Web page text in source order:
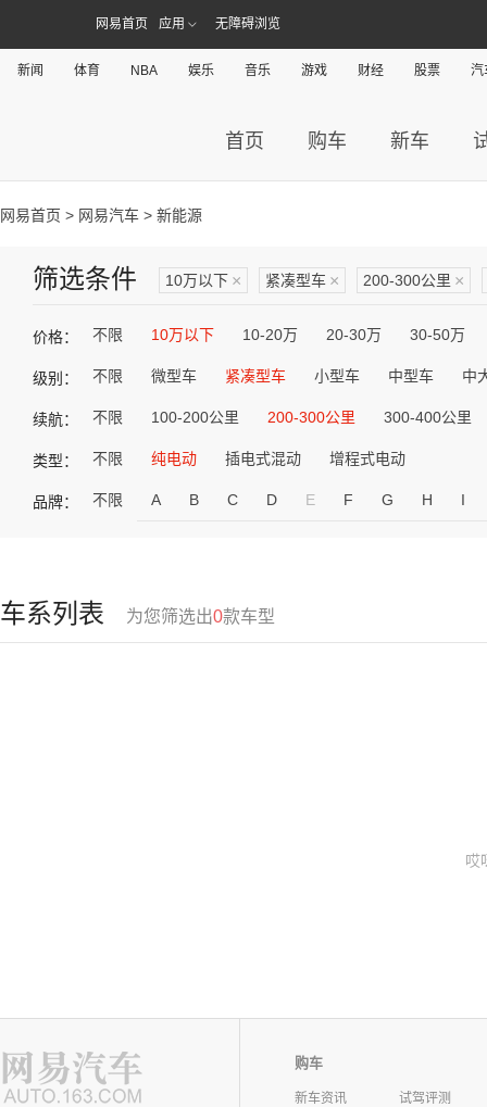
网易首页 应用 无障碍浏览
新闻 体育 NBA 娱乐 音乐 游戏 财经 股票 汽
首页 购车 新车
网易首页 > 网易汽车 > 新能源
筛选条件 10万以下 × 紧凑型车 × 200-300公里 ×
价格： 不限 10万以下 10-20万 20-30万 30-50万
级别： 不限 微型车 紧凑型车 小型车 中型车 中
续航： 不限 100-200公里 200-300公里 300-400公里
类型： 不限 纯电动 插电式混动 增程式电动
品牌： 不限 A B C D E F G H I
车系列表 为您筛选出0款车型
哎
购车
新车资讯
试驾评测